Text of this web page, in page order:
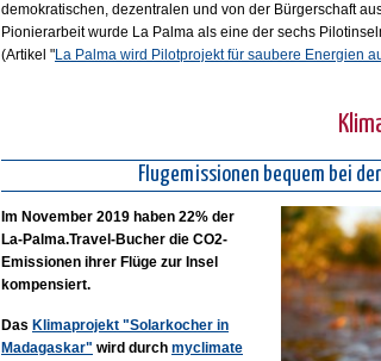
demokratischen, dezentralen und von der Bürgerschaft
Pionierarbeit wurde La Palma als eine der sechs
(Artikel "La Palma wird Pilotprojekt für saubere Energien
Flugemissionen bequem bei
Im November 2019 haben 22% der
La-Palma.Travel-Bucher die CO2-
Emissionen ihrer Flüge zur Insel
kompensiert.
Das Klimaprojekt "Solarkocher in
Madagaskar" wird durch myclimate